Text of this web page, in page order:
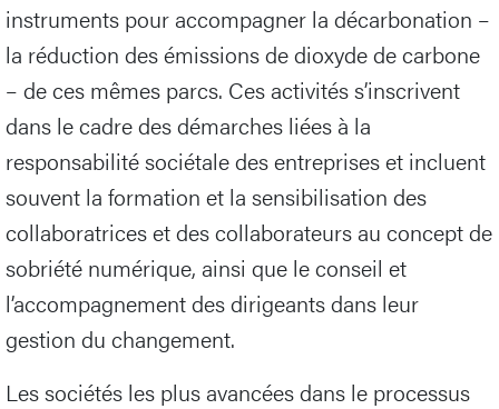
instruments pour accompagner la décarbonation –
la réduction des émissions de dioxyde de carbone
– de ces mêmes parcs. Ces activités s’inscrivent
dans le cadre des démarches liées à la
responsabilité sociétale des entreprises et incluent
souvent la formation et la sensibilisation des
collaboratrices et des collaborateurs au concept de
sobriété numérique, ainsi que le conseil et
l’accompagnement des dirigeants dans leur
gestion du changement.
Les sociétés les plus avancées dans le processus